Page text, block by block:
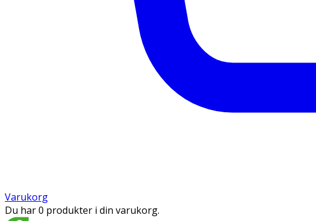
Varukorg
Du har 0 produkter i din varukorg.